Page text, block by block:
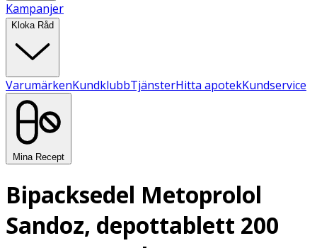
Kampanjer
Kloka Råd
VarumärkenKundklubbTjänsterHitta apotekKundservice
Mina Recept
Bipacksedel Metoprolol
Sandoz, depottablett 200